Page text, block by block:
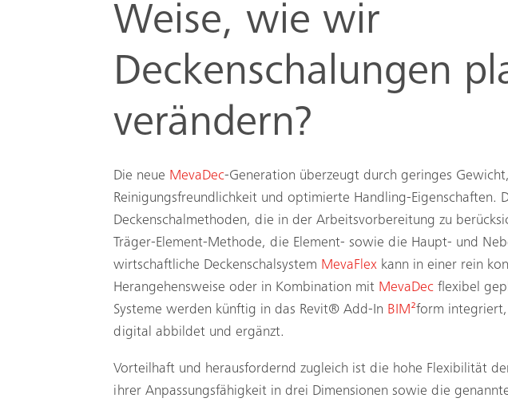
Weise, wie wir
Deckenschalungen
verändern?
Die neue MevaDec-Generation überzeugt durch geringes
Reinigungsfreundlichkeit und optimierte Handling-Eigenschaften.
Deckenschalmethoden, die in der Arbeitsvorbereitung zu
Träger-Element-Methode, die Element- sowie die Haupt- und
wirtschaftliche Deckenschalsystem MevaFlex kann in einer rein
Herangehensweise oder in Kombination mit MevaDec flexibel
Systeme werden künftig in das Revit® Add-In BIM²form
digital abbildet und ergänzt.
Vorteilhaft und herausfordernd zugleich ist die hohe Flexibilität
ihrer Anpassungsfähigkeit in drei Dimensionen sowie die